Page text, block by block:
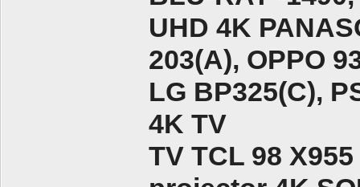
UHD 4K
203(A), ОPPO
LG BP325(C),
4K TV
TV TCL 98 X955